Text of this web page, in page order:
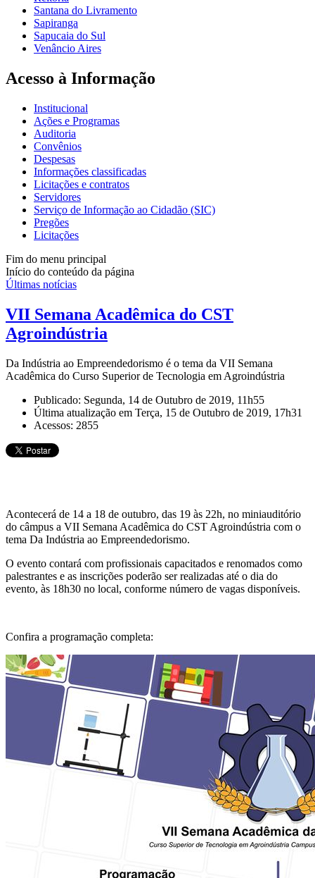
Santana do Livramento
Sapiranga
Sapucaia do Sul
Venâncio Aires
Acesso à Informação
Institucional
Ações e Programas
Auditoria
Convênios
Despesas
Informações classificadas
Licitações e contratos
Servidores
Serviço de Informação ao Cidadão (SIC)
Pregões
Licitações
Fim do menu principal
Início do conteúdo da página
Últimas notícias
VII Semana Acadêmica do CST
Agroindústria
Da Indústria ao Empreendedorismo é o tema da VII Semana
Acadêmica do Curso Superior de Tecnologia em Agroindústria
Publicado: Segunda, 14 de Outubro de 2019, 11h55
Última atualização em Terça, 15 de Outubro de 2019, 17h31
Acessos: 2855
Acontecerá de 14 a 18 de outubro, das 19 às 22h, no miniauditório
do câmpus a VII Semana Acadêmica do CST Agroindústria com o
tema Da Indústria ao Empreendedorismo.
O evento contará com profissionais capacitados e renomados como
palestrantes e as inscrições poderão ser realizadas até o dia do
evento, às 18h30 no local, conforme número de vagas disponíveis.
Confira a programação completa: